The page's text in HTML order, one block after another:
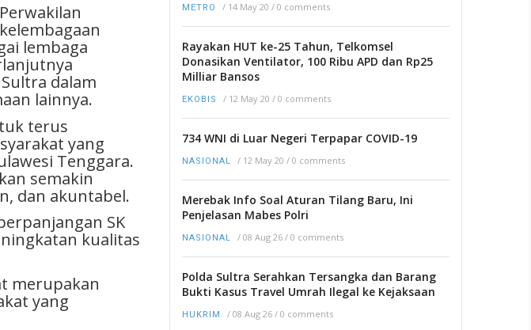
lembaga
dalam
lainnya.
terus
yang
Tenggara.
semakin
dan akuntabel.
SK
kualitas
merupakan
yang
METRO / 14 May 20 / 0 comments
Rayakan HUT ke-25 Tahun, Telkomsel
Donasikan Ventilator, 100 Ribu APD dan Rp25
Milliar Bansos
EKOBIS / 12 May 20 / 0 comments
734 WNI di Luar Negeri Terpapar COVID-19
NASIONAL / 12 May 20 / 0 comments
Merebak Info Soal Aturan Tilang Baru, Ini
Penjelasan Mabes Polri
NASIONAL / 08 Aug 26 / 0 comments
Polda Sultra Serahkan Tersangka dan Barang
Bukti Kasus Travel Umrah Ilegal ke Kejaksaan
HUKRIM / 08 Aug 26 / 0 comments